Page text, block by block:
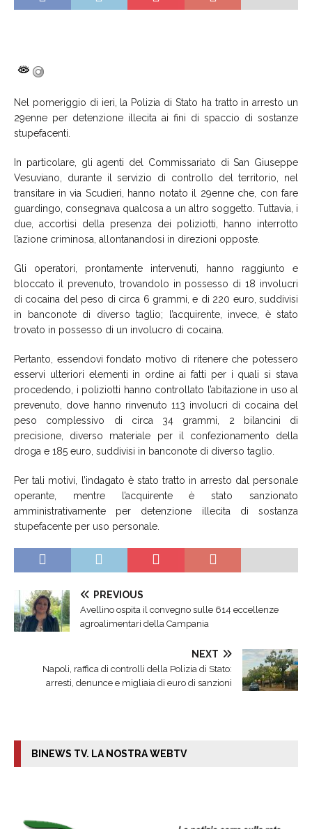
Nel pomeriggio di ieri, la Polizia di Stato ha tratto in arresto un
29enne per detenzione illecita ai fini di spaccio di sostanze
stupefacenti.
In particolare, gli agenti del Commissariato di San Giuseppe
Vesuviano, durante il servizio di controllo del territorio, nel
transitare in via Scudieri, hanno notato il 29enne che, con fare
guardingo, consegnava qualcosa a un altro soggetto. Tuttavia, i
due, accortisi della presenza dei poliziotti, hanno interrotto
l’azione criminosa, allontanandosi in direzioni opposte.
Gli operatori, prontamente intervenuti, hanno raggiunto e
bloccato il prevenuto, trovandolo in possesso di 18 involucri
di cocaina del peso di circa 6 grammi, e di 220 euro, suddivisi
in banconote di diverso taglio; l’acquirente, invece, è stato
trovato in possesso di un involucro di cocaina.
Pertanto, essendovi fondato motivo di ritenere che potessero
esservi ulteriori elementi in ordine ai fatti per i quali si stava
procedendo, i poliziotti hanno controllato l’abitazione in uso al
prevenuto, dove hanno rinvenuto 113 involucri di cocaina del
peso complessivo di circa 34 grammi, 2 bilancini di
precisione, diverso materiale per il confezionamento della
droga e 185 euro, suddivisi in banconote di diverso taglio.
Per tali motivi, l’indagato è stato tratto in arresto dal personale
operante, mentre l’acquirente è stato sanzionato
amministrativamente per detenzione illecita di sostanza
stupefacente per uso personale.
PREVIOUS
Avellino ospita il convegno sulle 614 eccellenze
agroalimentari della Campania
NEXT
Napoli, raffica di controlli della Polizia di Stato:
arresti, denunce e migliaia di euro di sanzioni
BINEWS TV. LA NOSTRA WEBTV